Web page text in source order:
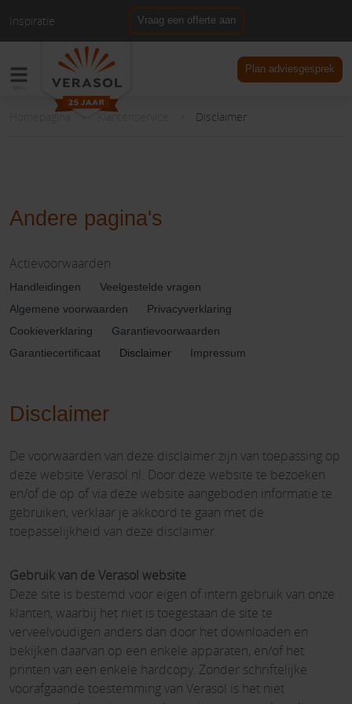
Inspiratie Vraag een offerte aan
DE
Plan adviesgesprek
Homepagina Klantenservice Disclaimer
Andere pagina's
Actievoorwaarden
Handleidingen
Veelgestelde vragen
Algemene voorwaarden
Privacyverklaring
Cookieverklaring
Garantievoorwaarden
Garantiecertificaat
Disclaimer Impressum
Disclaimer
De voorwaarden van deze disclaimer zijn van toepassing op
deze website Verasol.nl. Door deze website te bezoeken
en/of de op of via deze website aangeboden informatie te
gebruiken, verklaar je akkoord te gaan met de
toepasselijkheid van deze disclaimer.
Gebruik van de Verasol website
Deze site is bestemd voor eigen of intern gebruik van onze
klanten, waarbij het niet is toegestaan de site te
verveelvoudigen anders dan door het downloaden en
bekijken daarvan op een enkele apparaten, en/of het
printen van een enkele hardcopy. Zonder schriftelijke
voorafgaande toestemming van Verasol is het niet